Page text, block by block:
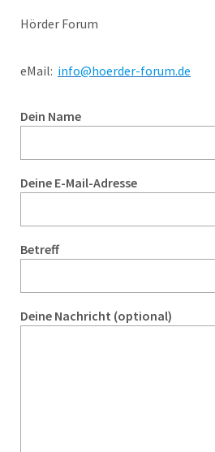
Hörder Forum
eMail: info@hoerder-forum.de
Dein Name
Deine E-Mail-Adresse
Betreff
Deine Nachricht (optional)